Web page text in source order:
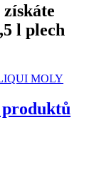
l plech
MOLY
produktů